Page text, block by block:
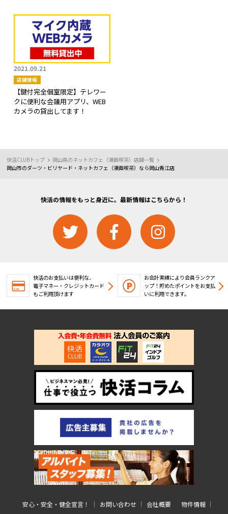
快活CLUBトップ
岡山県のネットカフェ（漫画喫茶）店舗一覧
岡山市のダーツ・ビリヤード・ネットカフェ（漫画喫茶）なら岡山青江店
2021.09.21
店舗情報
【鍵付完全個室限定】テレワー
クに便利な会議用アプリ、WEB
カメラの貸出してます！
快活の情報をもっと身近に。最新情報はこちらから！
快活のお支払いは便利な、
電子マネー・クレジットカード
もご利用頂けます
お会計実績により会員ランクア
ップ！ 貯めたポイントをお支払
いに利用できます。
安心・安全・健全宣言！ お問い合わせ 会社概要
物件情報